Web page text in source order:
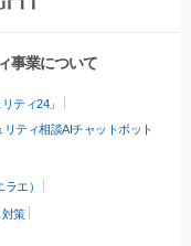
事業について
ティ24」
リティ相談AIチャットボット
エ）
策